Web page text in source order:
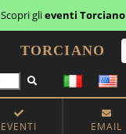
Scopri glieventi Torciano
TORCIANO
EVENTI EMAIL